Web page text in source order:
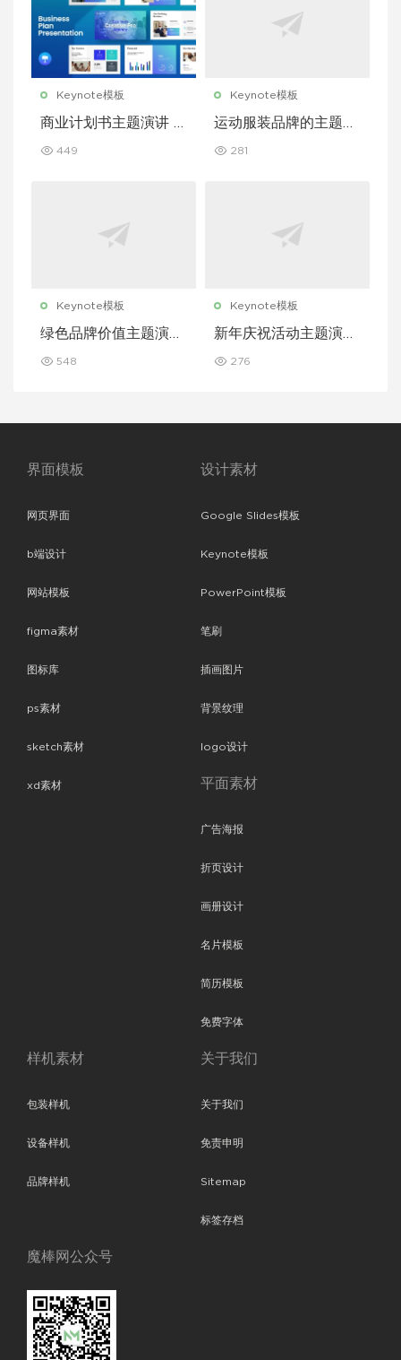
Keynote模板
商业计划书主题演讲 K
449
Keynote模板
运动服装品牌的主题演
281
Keynote模板
绿色品牌价值主题演讲
548
Keynote模板
新年庆祝活动主题演讲
276
界面模板
网页界面
b端设计
网站模板
figma素材
图标库
ps素材
sketch素材
xd素材
设计素材
Google Slides模板
Keynote模板
PowerPoint模板
笔刷
插画图片
背景纹理
logo设计
平面素材
广告海报
折页设计
画册设计
名片模板
简历模板
免费字体
样机素材
包装样机
设备样机
品牌样机
关于我们
关于我们
免责申明
Sitemap
标签存档
魔棒网公众号